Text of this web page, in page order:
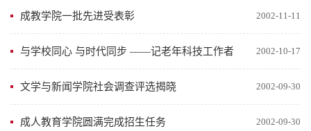
2002-11-11
成教学院一批先进受表彰
2002-10-17
与学校同心 与时代同步 ——记老年科技工作者
2002-09-30
文学与新闻学院社会调查评选揭晓
2002-09-30
成人教育学院圆满完成招生任务